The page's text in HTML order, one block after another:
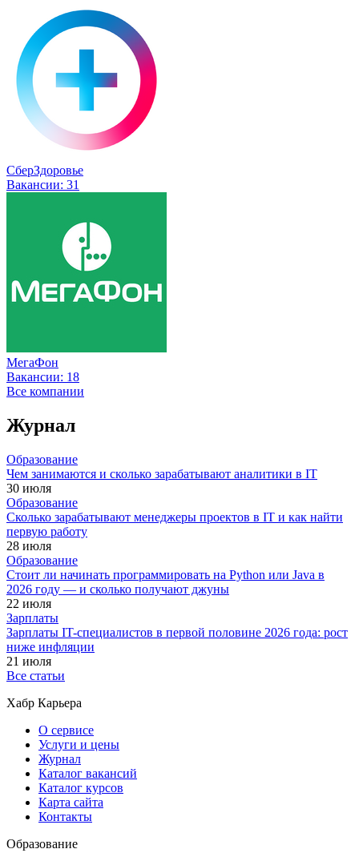
СберЗдоровье
Вакансии: 31
МегаФон
Вакансии: 18
Все компании
Журнал
Образование
Чем занимаются и сколько зарабатывают аналитики в IT
30 июля
Образование
Сколько зарабатывают менеджеры проектов в IT и как найти
первую работу
28 июля
Образование
Стоит ли начинать программировать на Python или Java в
2026 году — и сколько получают джуны
22 июля
Зарплаты
Зарплаты IT-специалистов в первой половине 2026 года: рост
ниже инфляции
21 июля
Все статьи
Хабр Карьера
О сервисе
Услуги и цены
Журнал
Каталог вакансий
Каталог курсов
Карта сайта
Контакты
Образование